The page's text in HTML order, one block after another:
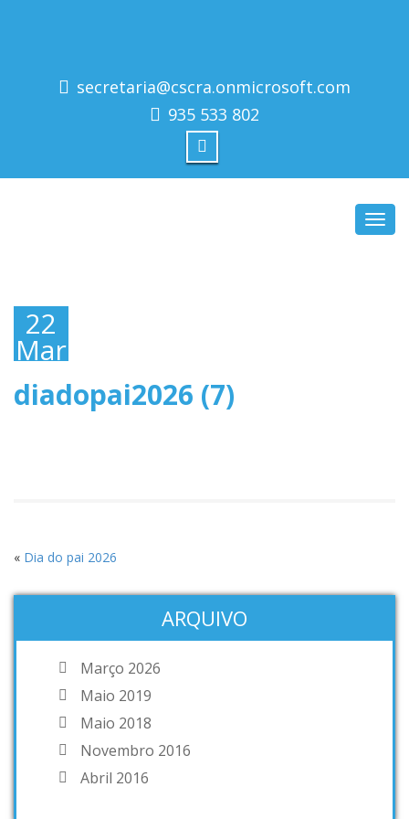
secretaria@cscra.onmicrosoft.com
935 533 802
22
Março,
2026
diadopai2026 (7)
« Dia do pai 2026
ARQUIVO
Março 2026
Maio 2019
Maio 2018
Novembro 2016
Abril 2016